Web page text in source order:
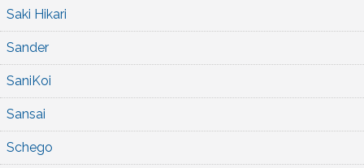
Saki Hikari
Sander
SaniKoi
Sansai
Schego